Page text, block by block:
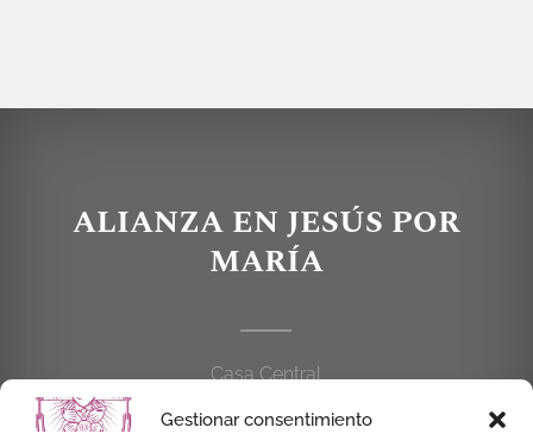
Gestionar consentimiento
ALIANZA EN JESÚS POR
MARÍA
Casa Central